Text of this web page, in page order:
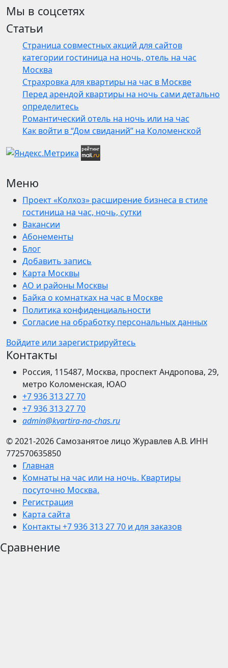
Мы в соцсетях
Статьи
Страница совместных акций для сайтов
категории гостиница на ночь, отель на час
Москва
Страхровка для квартиры на час в Москве
Перед арендой квартиры на ночь сами детально
определитесь
Романтический отель на ночь или на час
Как войти в “Дом свиданий” на Коломенской
Меню
Проект «Колхоз» расширение бизнеса в стиле
гостиница на час, ночь, сутки
Вакансии
Абонементы
Блог
Добавить запись
Карта Москвы
АО и районы Москвы
Байка о комнатках на час в Москве
Политика конфиденциальности
Согласие на обработку персональных данных
Войдите или зарегистрируйтесь
Контакты
Россия, 115487, Москва, проспект Андропова, 29,
метро Коломенская, ЮАО
+7 936 313 27 70
+7 936 313 27 70
admin@kvartira-na-chas.ru
© 2021-2026 Самозанятое лицо Журавлев А.В. ИНН
772570635850
Главная
Комнаты на час или на ночь. Квартиры
посуточно Москва.
Регистрация
Карта сайта
Контакты +7 936 313 27 70 и для заказов
Сравнение